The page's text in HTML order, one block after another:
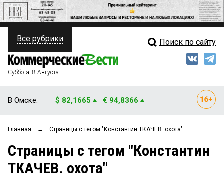
ПОЛИТИКА
ФИНАНСЫ
ОБЩЕСТВО
ЗАКОН
Свежий выпуск
Мнения
Рейтинги
Все рубрики Поиск по сайту
Суббота, 8 Августа
В Омске: $ 82,1665 € 94,8366
Главная → Страницы c тегом "Константин ТКАЧЕВ. охота"
Страницы c тегом "Константин
ТКАЧЕВ. охота"